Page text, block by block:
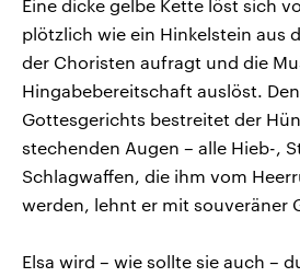
Eine dicke gelbe Kette löst sich
plötzlich wie ein Hinkelstein aus
der Choristen aufragt und die
Hingabebereitschaft auslöst.
Gottesgerichts bestreitet der
stechenden Augen – alle Hieb-,
Schlagwaffen, die ihm vom
werden, lehnt er mit souveräner
Elsa wird – wie sollte sie auch –